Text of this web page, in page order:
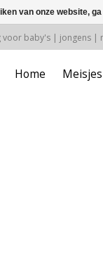
baby's | jongens |
Home Meisjes
van onze website,